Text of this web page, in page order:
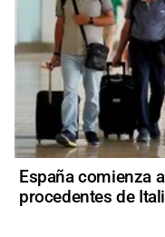
España comienza
procedentes de